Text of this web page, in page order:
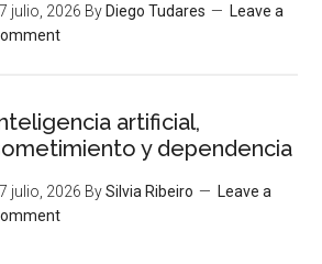
julio, 2026 By Diego Tudares
Leave a
artificial,
y dependencia
julio, 2026 BySilvia Ribeiro
Leave a